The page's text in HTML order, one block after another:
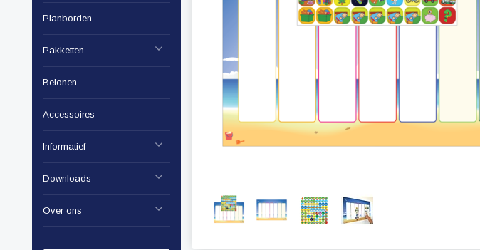
Planborden
Pakketten
Belonen
Accessoires
Informatief
Downloads
Over ons